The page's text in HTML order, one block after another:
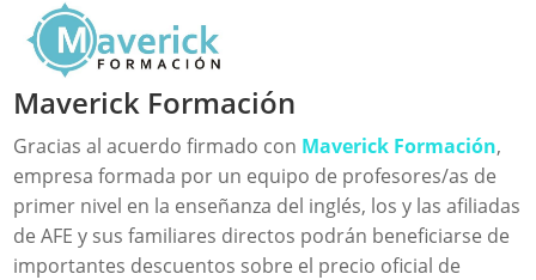
Maverick Formación
Gracias al acuerdo firmado con Maverick Formación,
empresa formada por un equipo de profesores/as de
primer nivel en la enseñanza del inglés, los y las afiliadas
de AFE y sus familiares directos podrán beneficiarse de
importantes descuentos sobre el precio oficial de